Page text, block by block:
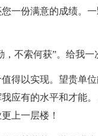
一份满意的成绩。
不索何获”。给我一
得以实现。望贵单
应有的水平和才能
上一层楼！